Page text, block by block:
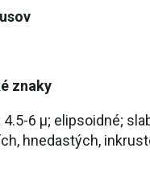
znaky
6 µ; elipsoidné;
hnedastých,